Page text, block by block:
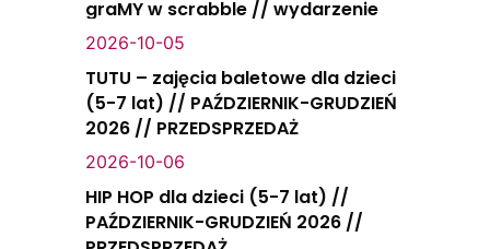
graMY w scrabble // wydarzenie
2026-10-05
TUTU – zajęcia baletowe dla dzieci
(5-7 lat) // PAŹDZIERNIK-GRUDZIEŃ
2026 // PRZEDSPRZEDAŻ
2026-10-06
HIP HOP dla dzieci (5-7 lat) //
PAŹDZIERNIK-GRUDZIEŃ 2026 //